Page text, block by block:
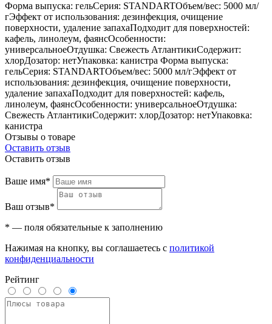
Форма выпуска: гельСерия: STANDARTОбъем/вес: 5000 мл/
гЭффект от использования: дезинфекция, очищение
поверхности, удаление запахаПодходит для поверхностей:
кафель, линолеум, фаянсОсобенности:
универсальноеОтдушка: Свежесть АтлантикиСодержит:
хлорДозатор: нетУпаковка: канистра Форма выпуска:
гельСерия: STANDARTОбъем/вес: 5000 мл/гЭффект от
использования: дезинфекция, очищение поверхности,
удаление запахаПодходит для поверхностей: кафель,
линолеум, фаянсОсобенности: универсальноеОтдушка:
Свежесть АтлантикиСодержит: хлорДозатор: нетУпаковка:
канистра
Отзывы о товаре
Оставить отзыв
Оставить отзыв
Ваше имя*
Ваш отзыв*
* — поля обязательные к заполнению
Нажимая на кнопку, вы соглашаетесь с политикой
конфиденциальности
Рейтинг